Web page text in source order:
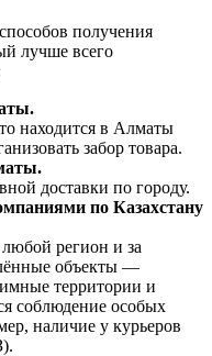
получения
лучше всего
находится в Алматы
забор товара.
доставки по городу.
по Казахстану
регион и за
объекты —
территории и
соблюдение особых
наличие у курьеров